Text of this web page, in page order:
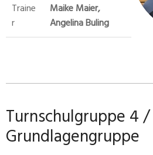
Traine
r
Maike Maier,
Angelina Buling
Turnschulgruppe 4 /
Grundlagengruppe